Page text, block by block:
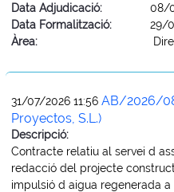
Data Adjudicació:
08/
Data Formalització:
29/
Àrea:
31/07/2026 11:56 AB/2026/
Proyectos, S.L.)
Descripció:
Contracte relatiu al servei d
redacció del projecte
impulsió d aigua regenerada